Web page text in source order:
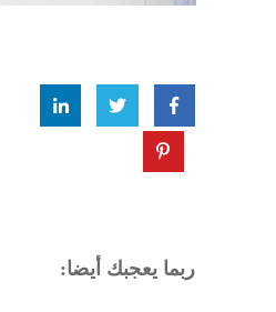
ربما يعجبك أيضا: